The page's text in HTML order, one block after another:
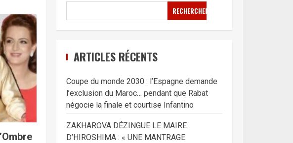
RECHERCHER
ARTICLES RÉCENTS
Coupe du monde 2030 : l’Espagne demande
l’exclusion du Maroc… pendant que Rabat
négocie la finale et courtise Infantino
ZAKHAROVA DÉZINGUE LE MAIRE
D’HIROSHIMA : « UNE MANTRAGE